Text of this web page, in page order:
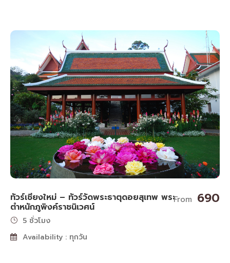
ทัวร์เชียงใหม่ – ทัวร์วัดพระธาตุดอยสุเทพ พระ
ตำหนักภูพิงค์ราชนิเวศน์
From 690
5 ชั่วโมง
Availability : ทุกวัน